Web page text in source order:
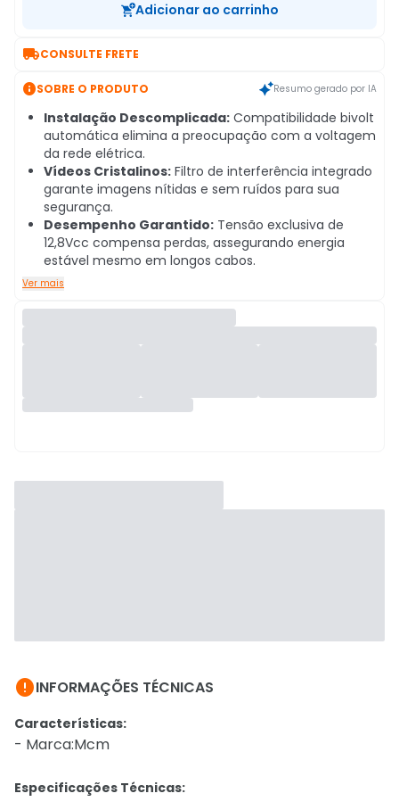
Adicionar ao carrinho
CONSULTE FRETE
SOBRE O PRODUTO Resumo gerado por IA
Instalação Descomplicada: Compatibilidade bivolt
automática elimina a preocupação com a voltagem
da rede elétrica.
Vídeos Cristalinos: Filtro de interferência integrado
garante imagens nítidas e sem ruídos para sua
segurança.
Desempenho Garantido: Tensão exclusiva de
12,8Vcc compensa perdas, assegurando energia
estável mesmo em longos cabos.
Ver mais
INFORMAÇÕES TÉCNICAS
Características:
- Marca:Mcm
Especificações Técnicas: